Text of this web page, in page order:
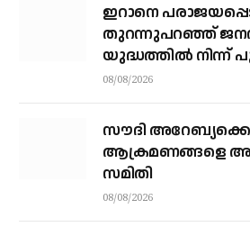
ഇറാനെ
തുറന്നുപറഞ്ഞ്
യുദ്ധത്തില്‍ നിന്ന്
വഴികാണണമെന്നും
08/08/2026
സൗദി
ആക്രമണങ്ങളെ
സമിതി
08/08/2026